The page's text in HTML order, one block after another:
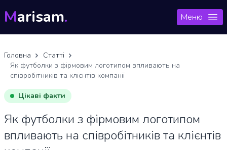
Marisam. Меню
Головна
Статті
Як футболки з фірмовим логотипом впливають на
співробітників та клієнтів компанії
Цікаві факти
Як футболки з фірмовим логотипом
впливають на співробітників та клієнтів